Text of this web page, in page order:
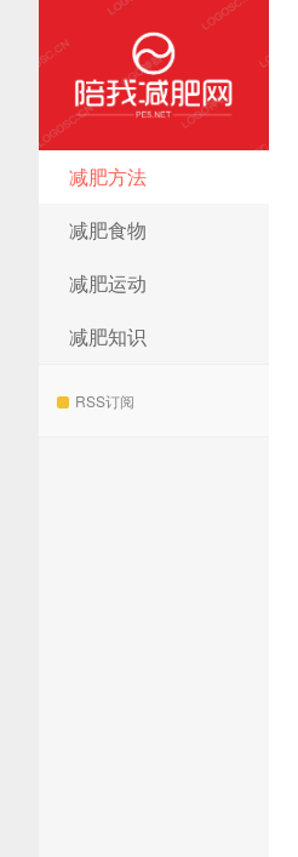
陪我减肥网
减肥方法
减肥食物
减肥运动
减肥知识
RSS订阅